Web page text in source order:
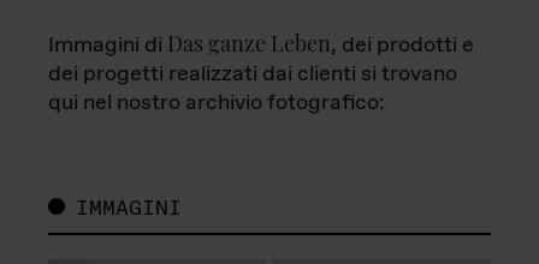
Immagini di Das ganze Leben, dei prodotti e
dei progetti realizzati dai clienti si trovano
qui nel nostro archivio fotografico:
IMMAGINI